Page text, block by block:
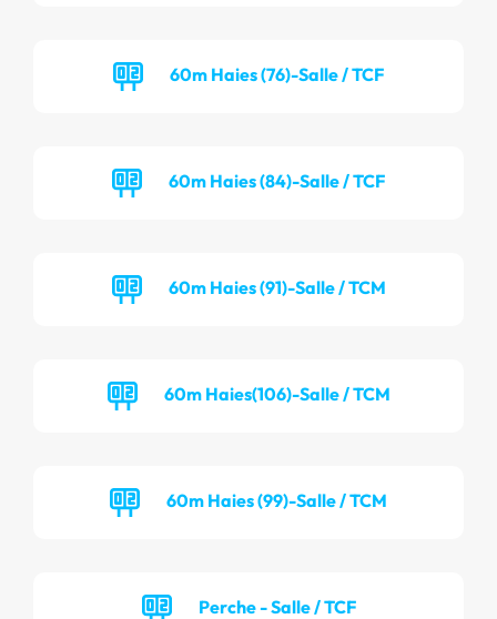
60m Haies (76)-Salle / TCF
60m Haies (84)-Salle / TCF
60m Haies (91)-Salle / TCM
60m Haies(106)-Salle / TCM
60m Haies (99)-Salle / TCM
Perche - Salle / TCF